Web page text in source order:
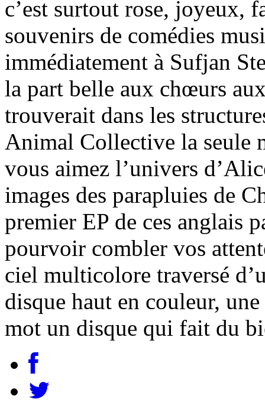
c’est surtout rose, joyeux,
souvenirs de comédies
immédiatement à Sufjan
la part belle aux chœurs
trouverait dans les
Animal Collective la seule
vous aimez l’univers
images des parapluies de
premier EP de ces anglais
pourvoir combler vos
ciel multicolore traversé
disque haut en couleur,
mot un disque qui fait du